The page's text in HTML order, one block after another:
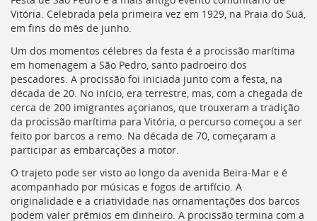
Vitória. Celebrada pela primeira vez em 1929, na Praia do Suá,
em fins do mês de junho.
Um dos momentos célebres da festa é a procissão marítima
em homenagem a São Pedro, santo padroeiro dos
pescadores. A procissão foi iniciada junto com a festa, na
década de 20. No início, era terrestre, mas, com a chegada de
cerca de 200 imigrantes açorianos, que trouxeram a tradição
da procissão marítima para Vitória, o percurso começou a ser
feito por barcos a remo. Na década de 70, começaram a
participar as embarcações a motor.
O trajeto pode ser visto ao longo da avenida Beira-Mar e é
acompanhado por músicas e fogos de artifício. A
originalidade e a criatividade nas ornamentações dos barcos
podem valer prêmios em dinheiro. A procissão termina com a